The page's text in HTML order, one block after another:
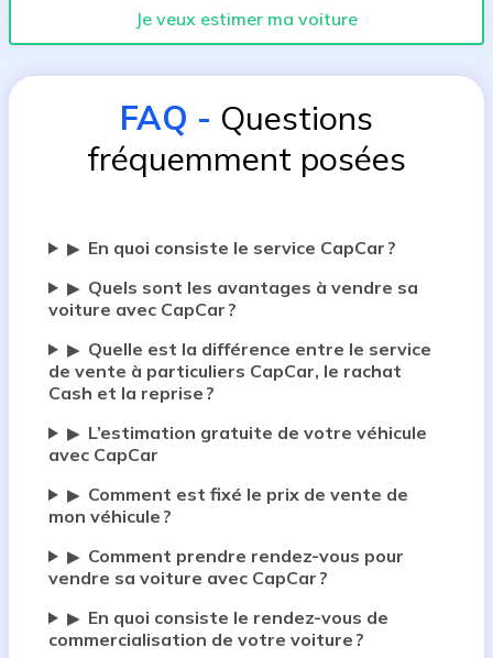
Je veux estimer ma voiture
FAQ - Questions
fréquemment posées
▶ En quoi consiste le service CapCar ?
▶ Quels sont les avantages à vendre sa
voiture avec CapCar ?
▶ Quelle est la différence entre le service
de vente à particuliers CapCar, le rachat
Cash et la reprise ?
▶ L’estimation gratuite de votre véhicule
avec CapCar
▶ Comment est fixé le prix de vente de
mon véhicule ?
▶ Comment prendre rendez-vous pour
vendre sa voiture avec CapCar ?
▶ En quoi consiste le rendez-vous de
commercialisation de votre voiture ?